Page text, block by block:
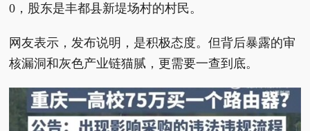
0，股东是丰都县新堤场村的村民。
网友表示，发布说明，是积极态度。但背后暴露的审
核漏洞和灰色产业链猫腻，更需要一查到底。